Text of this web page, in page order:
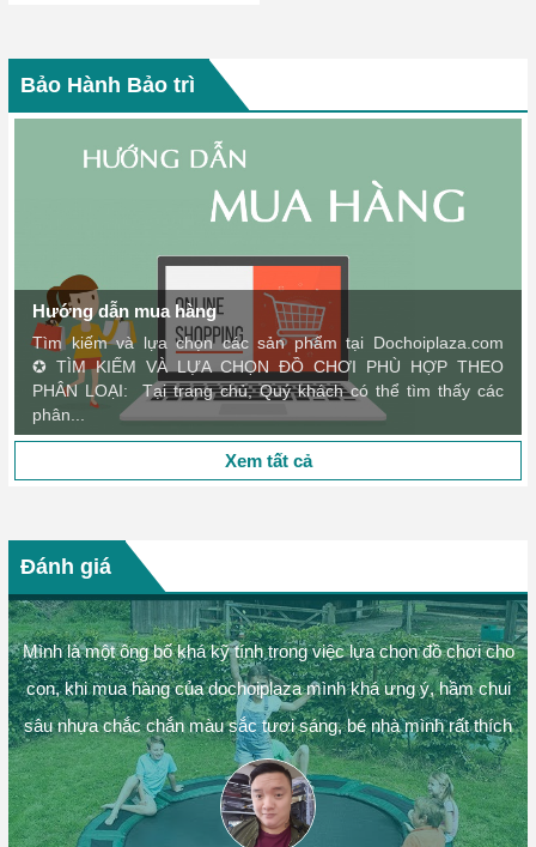
Bảo Hành Bảo trì
Hướng dẫn mua hàng
Tìm kiếm và lựa chọn các sản phẩm tại Dochoiplaza.com
✪ TÌM KIẾM VÀ LỰA CHỌN ĐỒ CHƠI PHÙ HỢP THEO
PHÂN LOẠI: Tại trang chủ, Quý khách có thể tìm thấy các
phân...
Xem tất cả
Đánh giá
Mình là một ông bố khá kỹ tính trong việc lựa chọn đồ chơi cho
con, khi mua hàng của dochoiplaza mình khá ưng ý, hầm chui
sâu nhựa chắc chắn màu sắc tươi sáng, bé nhà mình rất thích